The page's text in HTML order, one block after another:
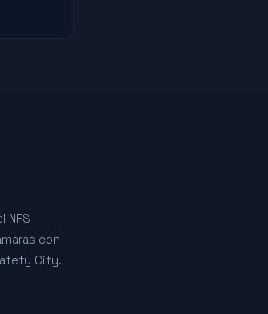
NFS
con
City.